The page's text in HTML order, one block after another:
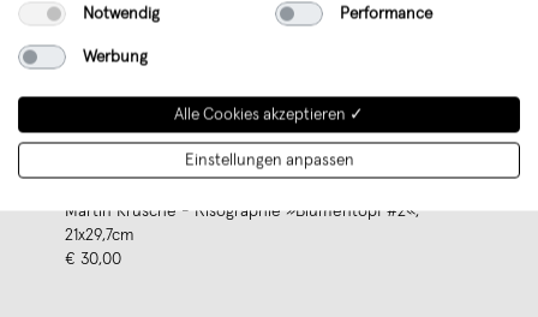
Martin Krusche - Risographie »Blumentopf #2«,
21x29,7cm
€ 30,00
Notwendig Performance
Werbung
Alle Cookies akzeptieren ✓
Einstellungen anpassen